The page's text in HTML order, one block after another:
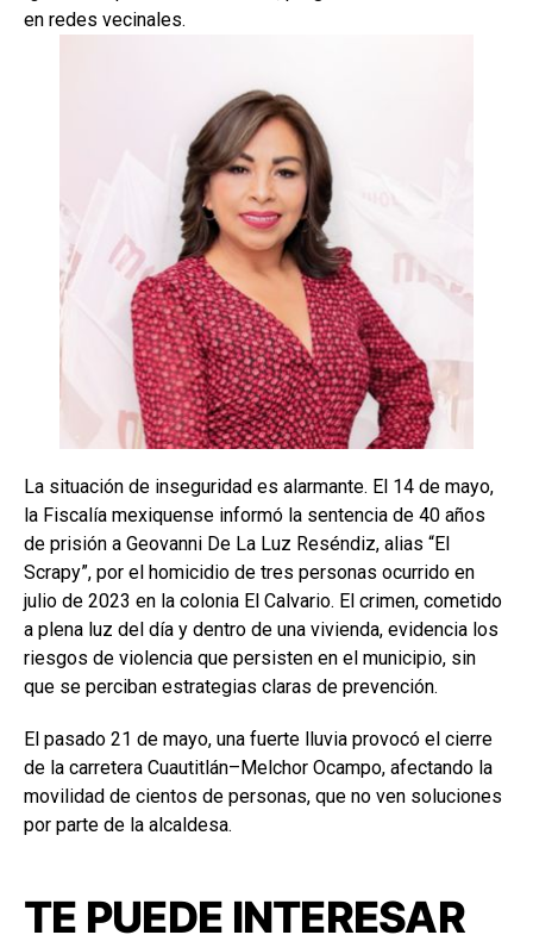
en redes vecinales.
La situación de inseguridad es alarmante. El 14 de mayo,
la Fiscalía mexiquense informó la sentencia de 40 años
de prisión a Geovanni De La Luz Reséndiz, alias “El
Scrapy”, por el homicidio de tres personas ocurrido en
julio de 2023 en la colonia El Calvario. El crimen, cometido
a plena luz del día y dentro de una vivienda, evidencia los
riesgos de violencia que persisten en el municipio, sin
que se perciban estrategias claras de prevención.
El pasado 21 de mayo, una fuerte lluvia provocó el cierre
de la carretera Cuautitlán–Melchor Ocampo, afectando la
movilidad de cientos de personas, que no ven soluciones
por parte de la alcaldesa.
TE PUEDE INTERESAR